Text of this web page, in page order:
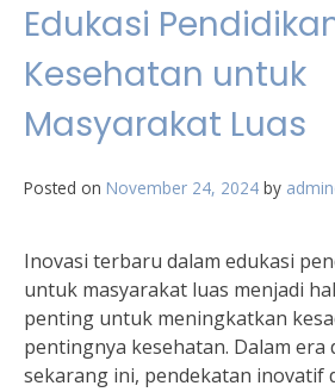
Edukasi
Kesehatan untuk
Masyarakat Luas
Posted on November 24, 2024 by
Inovasi terbaru dalam edukasi
untuk masyarakat luas menjadi
penting untuk meningkatkan
pentingnya kesehatan. Dalam era
sekarang ini, pendekatan inovatif